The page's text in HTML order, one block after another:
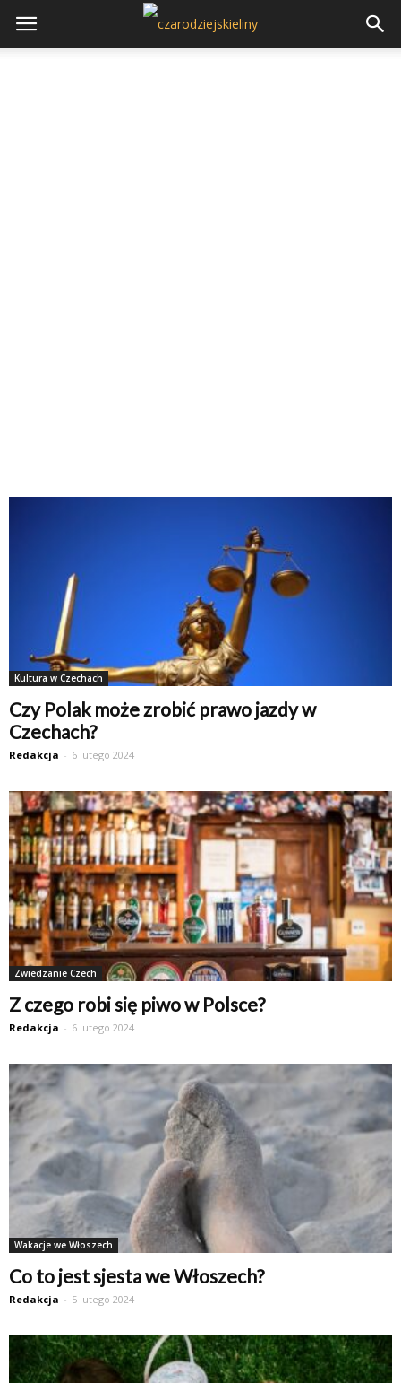
Kultura w Czechach
Czy Polak może zrobić prawo jazdy w
Czechach?
Redakcja - 6 lutego 2024
Zwiedzanie Czech
Z czego robi się piwo w Polsce?
Redakcja - 6 lutego 2024
Wakacje we Włoszech
Co to jest sjesta we Włoszech?
Redakcja - 5 lutego 2024